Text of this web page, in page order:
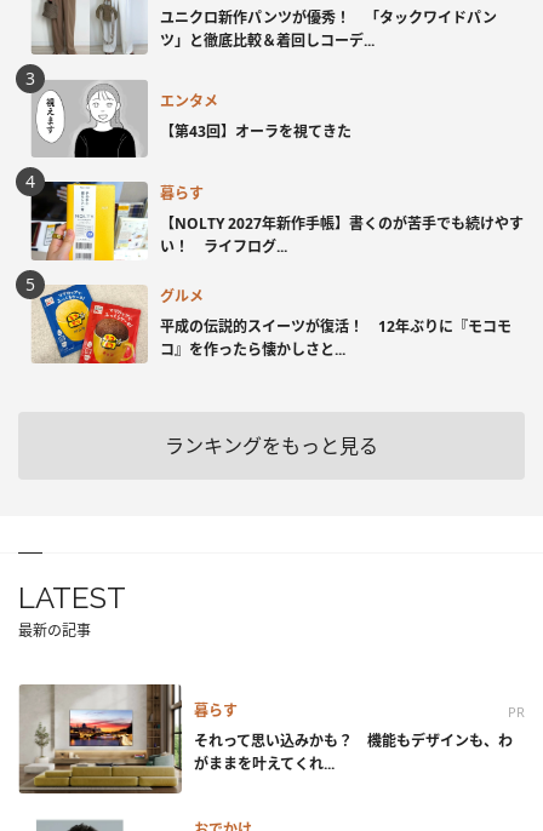
ユニクロ新作パンツが優秀！ 「タックワイドパン
ツ」と徹底比較＆着回しコーデ...
エンタメ
【第43回】オーラを視てきた
暮らす
【NOLTY 2027年新作手帳】書くのが苦手でも続けやす
い！ ライフログ...
グルメ
平成の伝説的スイーツが復活！ 12年ぶりに『モコモ
コ』を作ったら懐かしさと...
ランキングをもっと見る
LATEST
最新の記事
暮らす PR
それって思い込みかも？ 機能もデザインも、わ
がままを叶えてくれ...